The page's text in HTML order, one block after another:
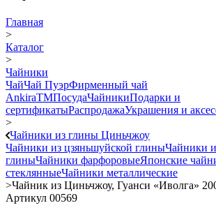
Главная
>
Каталог
>
Чайники
ЧайЧай ПуэрФирменный чай
AnkiraTMПосудаЧайникиПодарки и
сертификатыРаспродажаУкрашения и
>
Чайники из глины Циньчжоу
Чайники из цзяньшуйской глиныЧайники
глиныЧайники фарфоровыеЯпонские
стеклянныеЧайники металлические
>Чайник из Циньчжоу, Гуанси «Иволга»
Артикул 00569